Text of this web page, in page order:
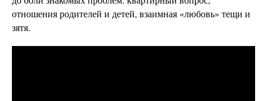
отношения родителей и детей, взаимная «любовь» тещи и
зятя.